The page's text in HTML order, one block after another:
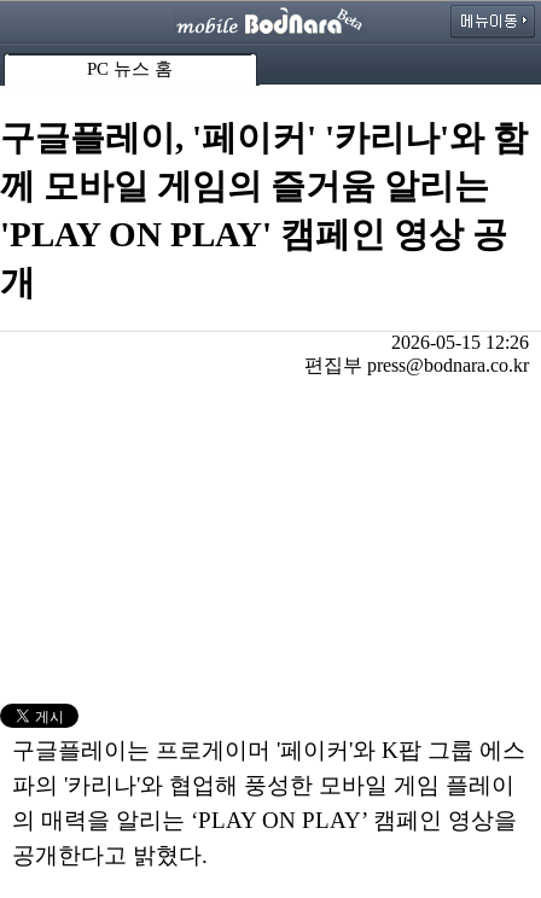
PC 뉴스 홈
구글플레이, '페이커' '카리나'와 함
께 모바일 게임의 즐거움 알리는
'PLAY ON PLAY' 캠페인 영상 공
개
2026-05-15 12:26
편집부 press@bodnara.co.kr
구글플레이는 프로게이머 '페이커'와 K팝 그룹 에스
파의 '카리나'와 협업해 풍성한 모바일 게임 플레이
의 매력을 알리는 ‘PLAY ON PLAY’ 캠페인 영상을
공개한다고 밝혔다.